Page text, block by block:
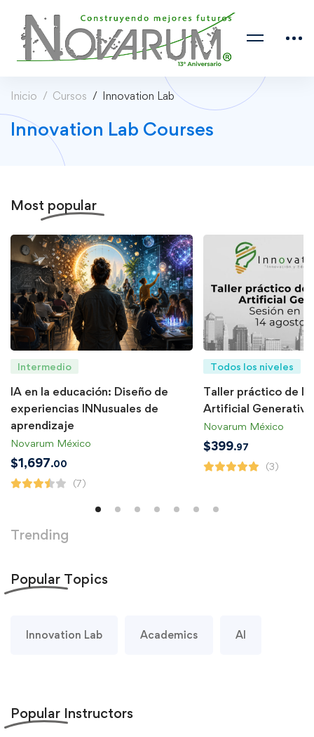
Inicio Cursos Innovation Lab
Innovation Lab Courses
Most popular
Intermedio
IA en la educación: Diseño de
experiencias INNusuales de
aprendizaje
Novarum México
$1,697.00
(7)
Todos los niveles
Taller práctico de
Artificial Generativa
Novarum México
$399.97
(3)
Trending
Popular Topics
Innovation Lab Academics AI
Popular Instructors